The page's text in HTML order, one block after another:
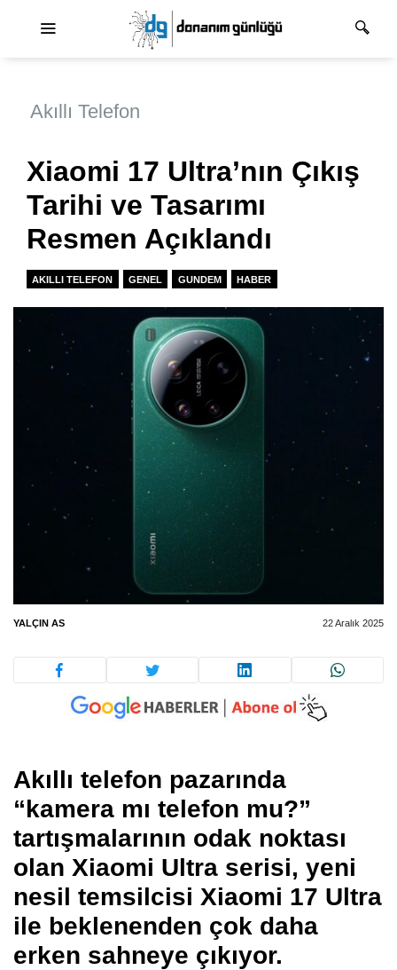
Akıllı Telefon
Xiaomi 17 Ultra’nın Çıkış
Tarihi ve Tasarımı
Resmen Açıklandı
AKILLI TELEFON GENEL GUNDEM HABER
YALÇIN AS 22 Aralık 2025
Akıllı telefon pazarında
“kamera mı telefon mu?”
tartışmalarının odak noktası
olan Xiaomi Ultra serisi, yeni
nesil temsilcisi Xiaomi 17 Ultra
ile beklenenden çok daha
erken sahneye çıkıyor.